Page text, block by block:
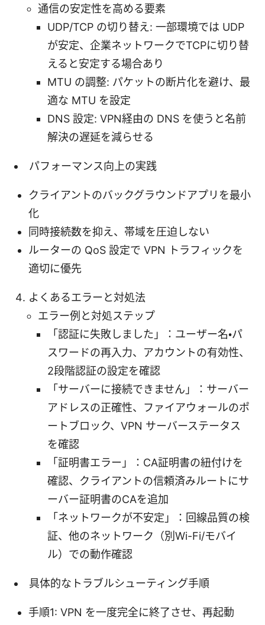
通信の安定性を高める要素
UDP/TCP の切り替え: 一部環境では UDP
が安定、企業ネットワークでTCPに切り替
えると安定する場合あり
MTU の調整: パケットの断片化を避け、最
適な MTU を設定
DNS 設定: VPN経由の DNS を使うと名前
解決の遅延を減らせる
パフォーマンス向上の実践
クライアントのバックグラウンドアプリを最小
化
同時接続数を抑え、帯域を圧迫しない
ルーターの QoS 設定で VPN トラフィックを
適切に優先
よくあるエラーと対処法
エラー例と対処ステップ
「認証に失敗しました」：ユーザー名・パ
スワードの再入力、アカウントの有効性、
2段階認証の設定を確認
「サーバーに接続できません」：サーバー
アドレスの正確性、ファイアウォールのポ
ートブロック、VPN サーバーステータス
を確認
「証明書エラー」：CA証明書の紐付けを
確認、クライアントの信頼済みルートにサ
ーバー証明書のCAを追加
「ネットワークが不安定」：回線品質の検
証、他のネットワーク（別Wi-Fi/モバイ
ル）での動作確認
具体的なトラブルシューティング手順
手順1: VPN を一度完全に終了させ、再起動